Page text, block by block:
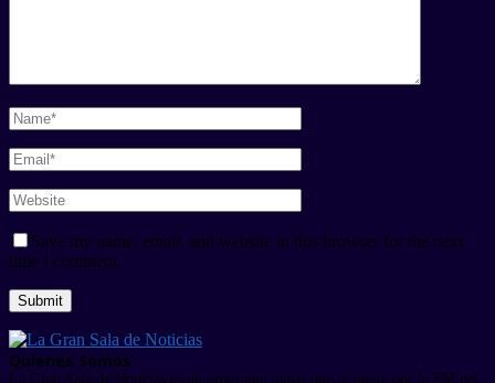
Save my name, email, and website in this browser for the next
time I comment.
Quienes Somos
La Gran Sala de Noticias es un programa radial que se emite por la FM del